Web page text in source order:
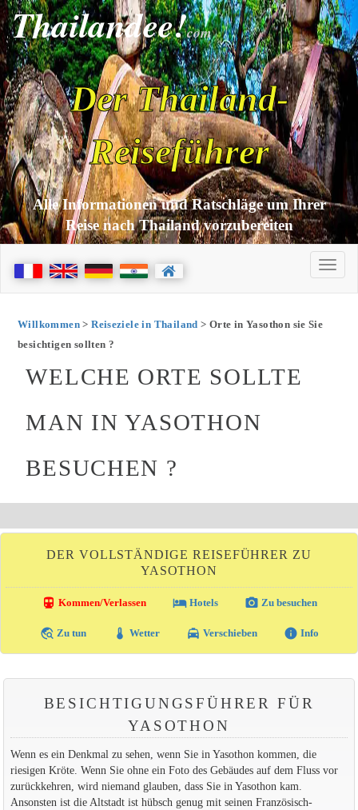
Thailandee!com
Der Thailand-
Reiseführer
Alle Informationen und Ratschläge um Ihrer
Reise nach Thailand vorzubereiten
Willkommen>Reiseziele in Thailand > Orte in Yasothon sie Sie
besichtigen sollten ?
WELCHE ORTE SOLLTE
MAN IN YASOTHON
BESUCHEN ?
DER VOLLSTÄNDIGE REISEFÜHRER ZU
YASOTHON
directions_transit Kommen/Verlassen local_hotelHotels photo_camera Zu besuchen
travel_explore Zu tun thermostat Wetter local_taxi Verschieben info Info
BESICHTIGUNGSFÜHRER FÜR
YASOTHON
Wenn es ein Denkmal zu sehen, wenn Sie in Yasothon kommen, die
riesigen Kröte. Wenn Sie ohne ein Foto des Gebäudes auf dem Fluss vor
zurückkehren, wird niemand glauben, dass Sie in Yasothon kam.
Ansonsten ist die Altstadt ist hübsch genug mit seinen Französisch-